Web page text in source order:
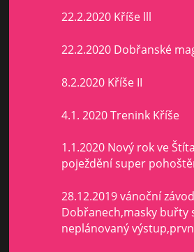
22.2.2020 Kříše lll
22.2.2020 Dobřanské
8.2.2020 Kříše II
4.1. 2020 Trenink Kříše
1.1.2020 Nový rok ve
poježdění super
28.12.2019 vánoční
Dobřanech,masky buřty
neplánovaný